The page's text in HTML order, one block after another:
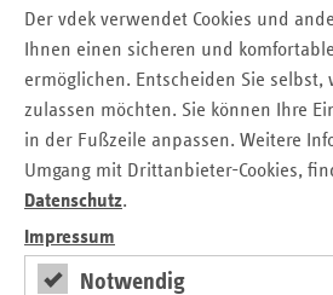
Der vdek verwendet Cookies und
Ihnen einen sicheren und
ermöglichen. Entscheiden Sie selbst,
zulassen möchten. Sie können Ihre
in der Fußzeile anpassen. Weitere
Umgang mit Drittanbieter-Cookies,
Datenschutz.
Impressum
Notwendig
gemeinsam mit den Krankenkassen
Reha“ eingeführt. „Hier müssen wir
Zukunft in Rheinland-Pfalz eine
wirtschaftliche geriatrische
erklärte Lang.
Versorgung in der vdek-
ergänzte, die Planung von